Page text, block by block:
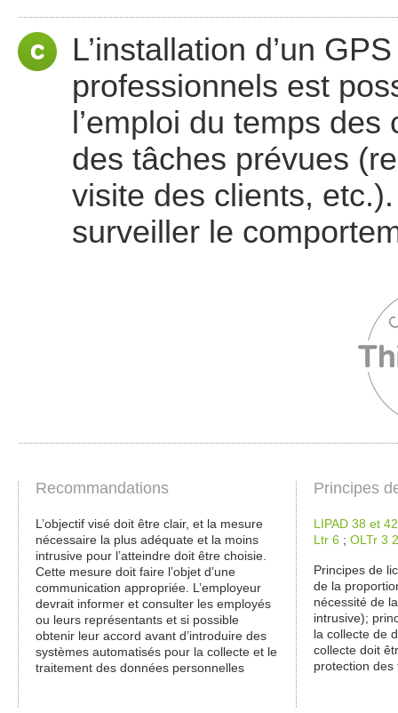
L’installation d’un
professionnels est
l’emploi du temps
des tâches prévues
visite des clients,
surveiller le
Recommandations
L’objectif visé doit être clair, et la mesure
nécessaire la plus adéquate et la moins
intrusive pour l’atteindre doit être choisie.
Cette mesure doit faire l’objet d’une
communication appropriée. L’employeur
devrait informer et consulter les employés
ou leurs représentants et si possible
obtenir leur accord avant d’introduire des
systèmes automatisés pour la collecte et le
traitement des données personnelles
Principes
LIPAD 38 et 42
Ltr 6 ; OLTr 3
Principes de
de la
nécessité de
intrusive);
la collecte de
collecte doit
protection des